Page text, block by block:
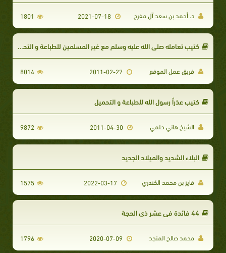
د. أحمد بن سعد آل مفرح 1801
كتيب تعامله صلى الله عليه وسلم مع غير المسلمين للطباعة و التحميل
فريق عمل الموقع 8014
كتيب عذراٌ رسول الله للطباعة و التحميل
الشيخ هاني حلمي 9872
البلاء الشديد والميلاد الجديد
فايز بن محمد الكندري 1575
44 فائدة في عشر ذي الحجة
محمد صالح المنجد 2020-07-09
1796